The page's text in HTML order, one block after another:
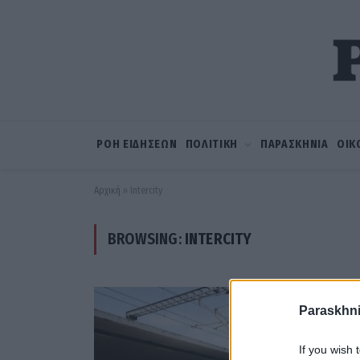
If you wish
ΡΟΗ ΕΙΔΗΣΕΩΝ ΠΟΛΙΤΙΚΗ ΠΑΡΑΣΚΗΝΙΑ
Αρχική » Intercity
BROWSING: INTERCITY